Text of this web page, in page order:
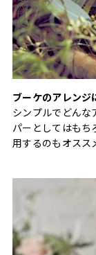
ブーケのアレンジ
シンプルでどんな
パーとしてはもち
用するのもオスス